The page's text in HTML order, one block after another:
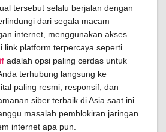
tersebut selalu berjalan dengan
dari segala macam
internet, menggunakan akses
link platform terpercaya seperti
adalah opsi paling cerdas untuk
terhubung langsung ke
paling resmi, responsif, dan
siber terbaik di Asia saat ini
masalah pemblokiran jaringan
internet apa pun.